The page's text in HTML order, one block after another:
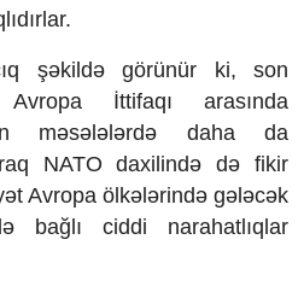
şəkildə görünür ki, son
İttifaqı arasında
məsələlərdə daha da
NATO daxilində də fikir
Avropa ölkələrində gələcək
bağlı ciddi narahatlıqlar